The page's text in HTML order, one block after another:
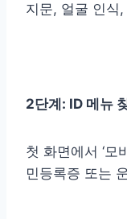
지문, 얼굴 인식
2단계: ID 메뉴
첫 화면에서 ‘모
민등록증 또는